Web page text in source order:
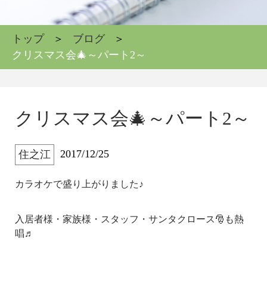
トップ
ブログ
クリスマス会🎄～パート2～
クリスマス会🎄～パート2～
住之江 2017/12/25
カラオケで盛り上がりました♪
入居者様・家族様・スタッフ・サンタクロース🎅も熱
唱♬